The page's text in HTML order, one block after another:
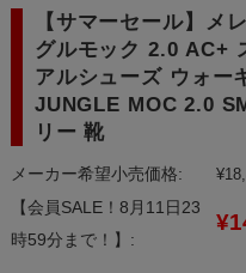
【サマーセール】メ
グルモック 2.0 AC+
アルシューズ ウォー
JUNGLE MOC 2.0
リー 靴
メーカー希望小売価格:
【会員SALE！8月11日23
時59分まで！】: